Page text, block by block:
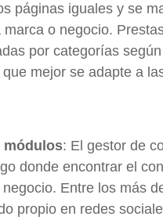
páginas iguales y se
o negocio.
por categorías
mejor se adapte a
módulos: El gestor de
donde encontrar el
Entre los más
propio en redes